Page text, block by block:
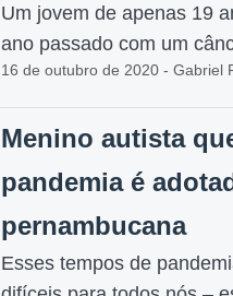
Um jovem de apenas 19
ano passado com um
16 de outubro de 2020 - Gabriel
Menino autista
pandemia é
pernambucana
Esses tempos de